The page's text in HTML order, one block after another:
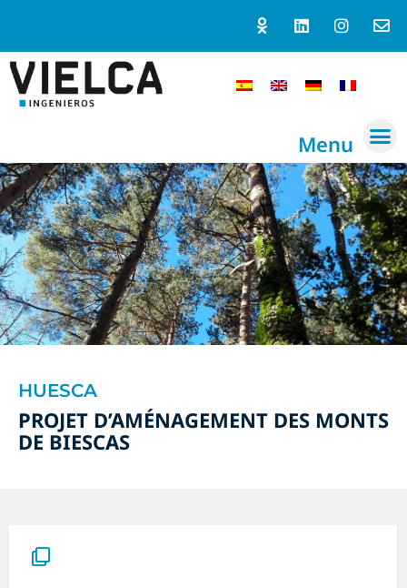
Menu
HUESCA
PROJET D’AMÉNAGEMENT DES MONTS
DE BIESCAS